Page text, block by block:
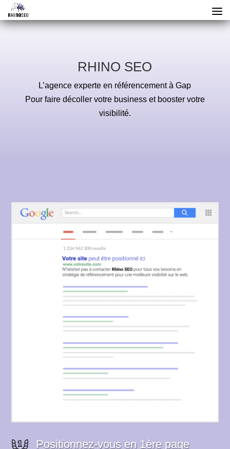
RHINO SEO
L’agence experte en référencement à Gap
Pour faire décoller votre business et booster votre
visibilité.
Positionnez-vous en 1ère page